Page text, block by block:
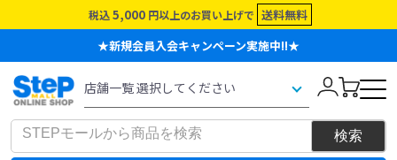
税込 5,000 円以上のお買い上げで 送料無料
★新規会員入会キャンペーン実施中!!★